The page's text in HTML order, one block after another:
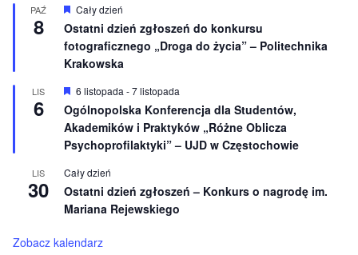
n
o
n
e
PAŹ
8
W
r
ó
ż
n
i
o
n
e
Cały dzień
Ostatni dzień zgłoszeń do konkursu
fotograficznego „Droga do życia” – Politechnika
Krakowska
LIS
6
W
r
ó
ż
n
o
n
e
6 listopada -7 listopada
Ogólnopolska Konferencja dla Studentów,
Akademików i Praktyków „Różne Oblicza
Psychoprofilaktyki” – UJD w Częstochowie
LIS
30
Cały dzień
Ostatni dzień zgłoszeń – Konkurs o nagrodę im.
Mariana Rejewskiego
Zobacz kalendarz